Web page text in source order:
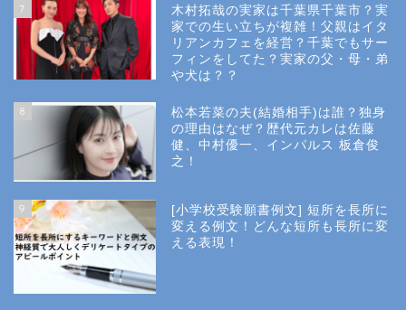
7
木村拓哉の実家は千葉県千葉市？実
家での生い立ちが複雑！父親はイタ
リアンカフェを経営？千葉でもサー
フィンをしてた？実家の父・母・弟
や犬は？？
8
松本若菜の夫(結婚相手)は誰？独身
の理由はなぜ？歴代元カレは佐藤
健、中村優一、インパルス 板倉俊
之！
9
[小学校受験願書例文] 短所を長所に
変える例文！どんな短所も長所に変
える表現！
Privacy Policy
小学校受験
所長コラム